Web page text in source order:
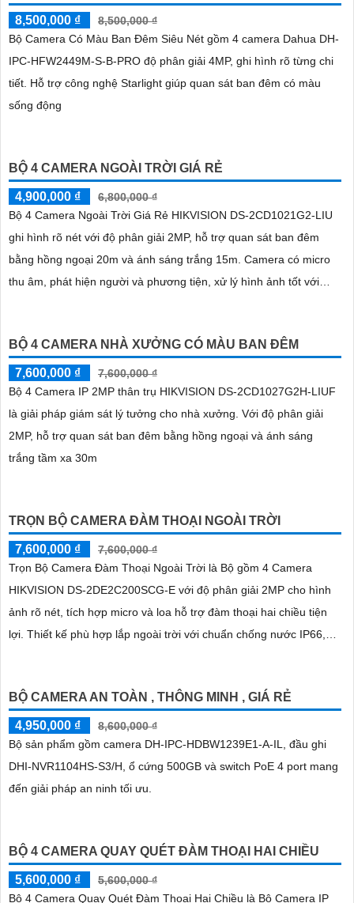
8,500,000 ₫
8,500,000 ₫
Bộ Camera Có Màu Ban Đêm Siêu Nét gồm 4 camera Dahua DH-
IPC-HFW2449M-S-B-PRO độ phân giải 4MP, ghi hình rõ từng chi
tiết. Hỗ trợ công nghệ Starlight giúp quan sát ban đêm có màu
sống động
BỘ 4 CAMERA NGOÀI TRỜI GIÁ RẺ
4,900,000 ₫
6,800,000 ₫
Bộ 4 Camera Ngoài Trời Giá Rẻ HIKVISION DS-2CD1021G2-LIU
ghi hình rõ nét với độ phân giải 2MP, hỗ trợ quan sát ban đêm
bằng hồng ngoại 20m và ánh sáng trắng 15m. Camera có micro
thu âm, phát hiện người và phương tiện, xử lý hình ảnh tốt với
BỘ 4 CAMERA NHÀ XƯỞNG CÓ MÀU BAN ĐÊM
7,600,000 ₫
7,600,000 ₫
Bộ 4 Camera IP 2MP thân trụ HIKVISION DS-2CD1027G2H-LIUF
là giải pháp giám sát lý tưởng cho nhà xưởng. Với độ phân giải
2MP, hỗ trợ quan sát ban đêm bằng hồng ngoại và ánh sáng
trắng tầm xa 30m
TRỌN BỘ CAMERA ĐÀM THOẠI NGOÀI TRỜI
7,600,000 ₫
7,600,000 ₫
Trọn Bộ Camera Đàm Thoại Ngoài Trời là Bộ gồm 4 Camera
HIKVISION DS-2DE2C200SCG-E với độ phân giải 2MP cho hình
ảnh rõ nét, tích hợp micro và loa hỗ trợ đàm thoại hai chiều tiện
lợi. Thiết kế phù hợp lắp ngoài trời với chuẩn chống nước IP66,
BỘ CAMERA AN TOÀN , THÔNG MINH , GIÁ RẺ
4,950,000 ₫
8,600,000 ₫
Bộ sản phẩm gồm camera DH-IPC-HDBW1239E1-A-IL, đầu ghi
DHI-NVR1104HS-S3/H, ổ cứng 500GB và switch PoE 4 port mang
đến giải pháp an ninh tối ưu.
BỘ 4 CAMERA QUAY QUÉT ĐÀM THOẠI HAI CHIỀU
5,600,000 ₫
5,600,000 ₫
Bộ 4 Camera Quay Quét Đàm Thoại Hai Chiều là Bộ Camera IP